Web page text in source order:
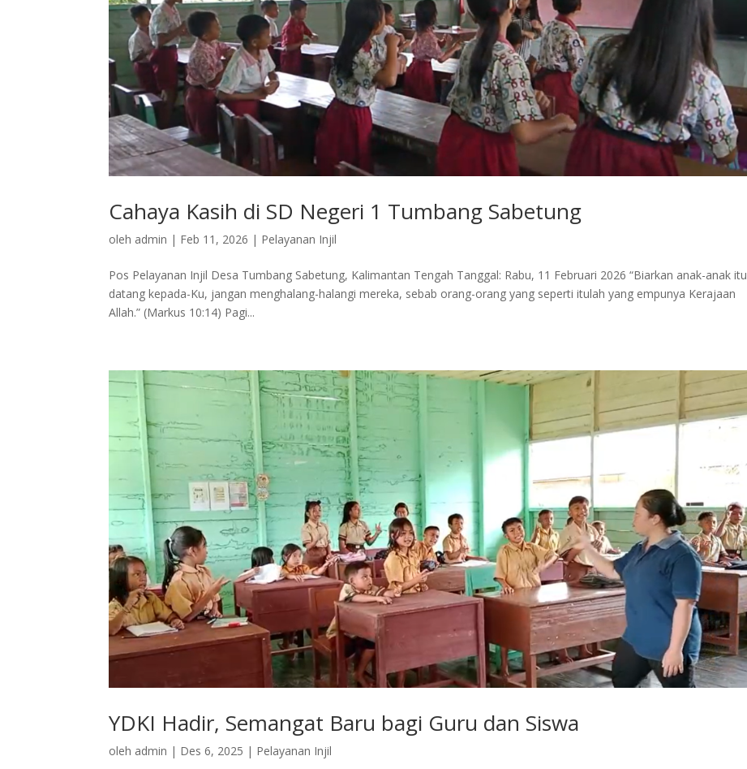
Cahaya Kasih di SD Negeri 1 Tumbang Sabetung
oleh admin | Feb 11, 2026 | Pelayanan Injil
Pos Pelayanan Injil Desa Tumbang Sabetung, Kalimantan Tengah Tanggal: Rabu, 11 Februari 2026 “Biarkan anak-anak itu
datang kepada-Ku, jangan menghalang-halangi mereka, sebab orang-orang yang seperti itulah yang empunya Kerajaan
Allah.” (Markus 10:14) Pagi...
YDKI Hadir, Semangat Baru bagi Guru dan Siswa
oleh admin | Des 6, 2025 | Pelayanan Injil